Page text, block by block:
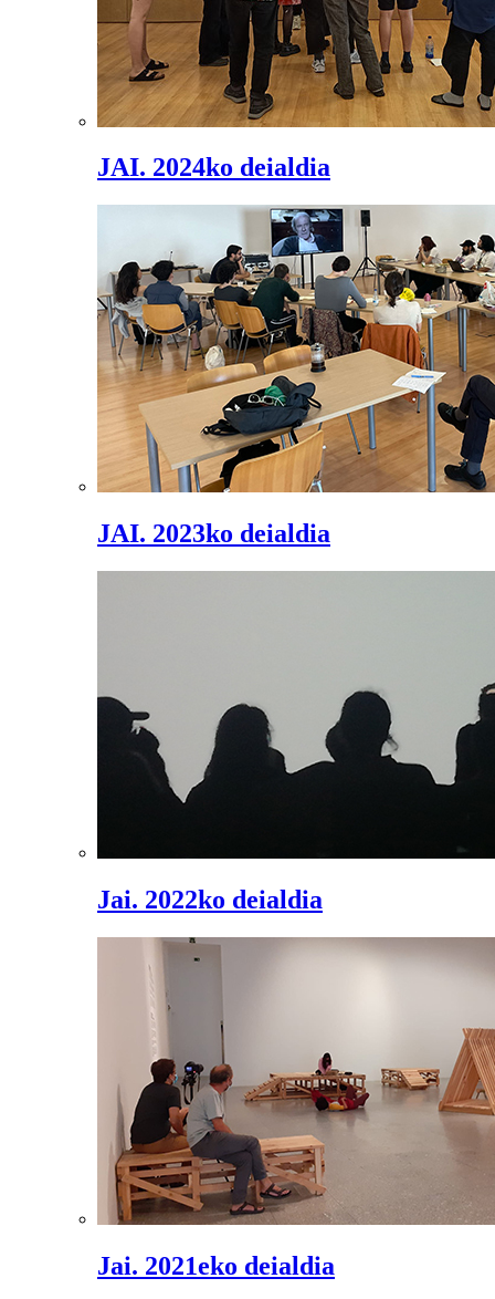
JAI. 2024ko deialdia
JAI. 2023ko deialdia
Jai. 2022ko deialdia
Jai. 2021eko deialdia